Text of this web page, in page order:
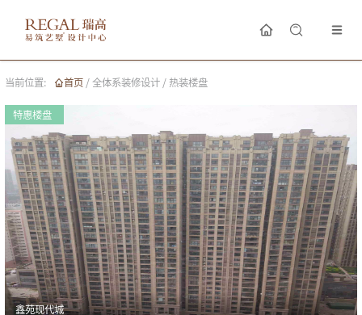
当前位置: 首页 / 全体系装修设计 / 热装楼盘
鑫苑现代城
特惠楼盘